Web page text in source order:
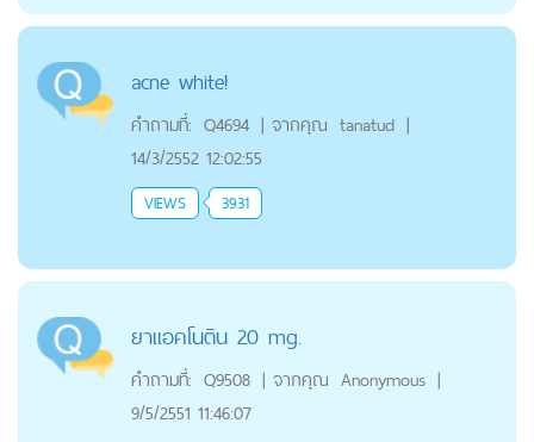
acne white!
คำถามที่: Q4694 | จากคุณ tanatud |
14/3/2552 12:02:55
VIEWS 3931
ยาแอคโนติน 20 mg.
คำถามที่: Q9508 | จากคุณ Anonymous |
9/5/2551 11:46:07